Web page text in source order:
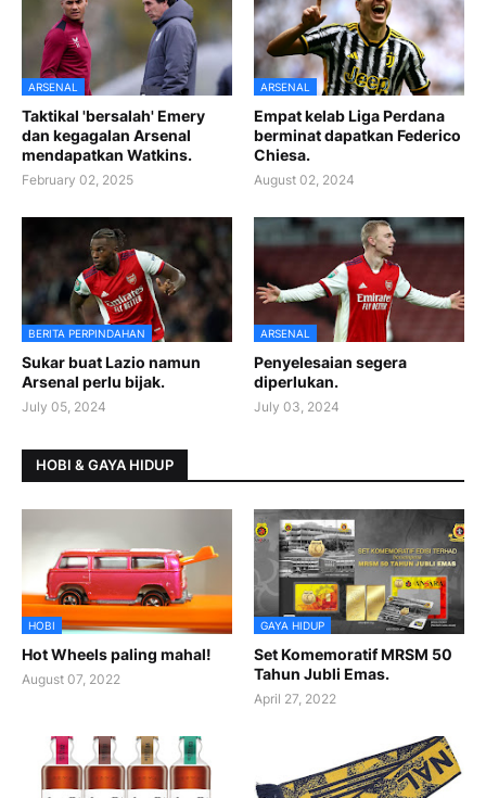
ARSENAL
Taktikal 'bersalah' Emery
dan kegagalan Arsenal
mendapatkan Watkins.
February 02, 2025
ARSENAL
Empat kelab Liga Perdana
berminat dapatkan Federico
Chiesa.
August 02, 2024
BERITA PERPINDAHAN
Sukar buat Lazio namun
Arsenal perlu bijak.
July 05, 2024
ARSENAL
Penyelesaian segera
diperlukan.
July 03, 2024
HOBI & GAYA HIDUP
HOBI
Hot Wheels paling mahal!
August 07, 2022
GAYA HIDUP
Set Komemoratif MRSM 50
Tahun Jubli Emas.
April 27, 2022